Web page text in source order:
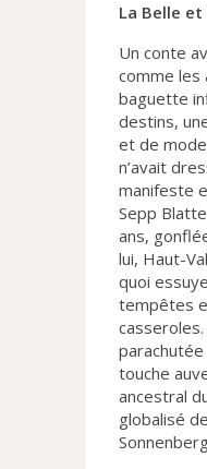
La Belle
Un conte
comme les
baguette
destins,
et de
n’avait
manifeste
Sepp
ans,
lui, Haut-
quoi
tempêtes
touche
ancestral
globalisé